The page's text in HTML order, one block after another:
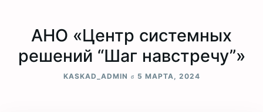
АНО «Центр системных
решений “Шаг навстречу”»
KASKAD_ADMIN в 5 МАРТА, 2024